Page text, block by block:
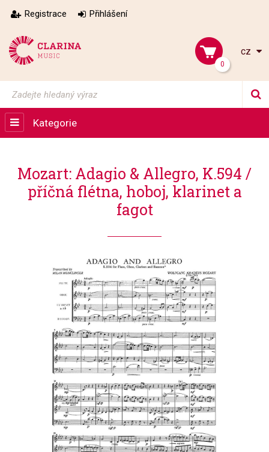
Registrace Přihlášení
0
cz
Kategorie
Mozart: Adagio & Allegro, K.594 /
příčná flétna, hoboj, klarinet a
fagot